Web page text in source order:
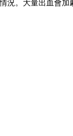
況。大量出血會加